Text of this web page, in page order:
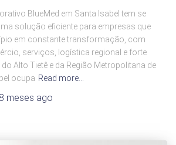
BlueMed em Santa Isabel tem se
solução eficiente para empresas que
em constante transformação, com
serviços, logística regional e forte
Alto Tietê e da Região Metropolitana de
ocupa Read more…
8 meses ago